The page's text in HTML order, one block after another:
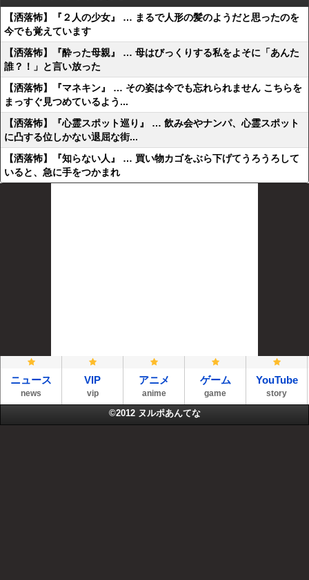
【洒落怖】『２人の少女』 … まるで人形の髪のようだと思ったのを
今でも覚えています
【洒落怖】『酔った母親』 … 母はびっくりする私をよそに「あんた
誰？！」と言い放った
【洒落怖】『マネキン』 … その姿は今でも忘れられません こちらを
まっすぐ見つめているよう...
【洒落怖】『心霊スポット巡り』 … 飲み会やナンパ、心霊スポット
に凸する位しかない退屈な街...
【洒落怖】『知らない人』 … 買い物カゴをぶら下げてうろうろして
いると、急に手をつかまれ
ニュース
news
VIP
vip
アニメ
anime
ゲーム
game
YouTube
story
©2012 ヌルポあんてな